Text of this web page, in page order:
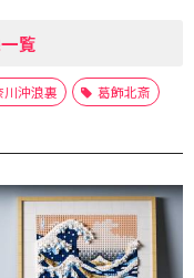
覧
川沖浪裏 葛飾北斎